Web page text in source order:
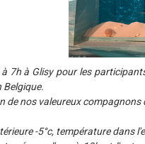
7h à Glisy pour les
de nos valeureux
-5°c, température dans